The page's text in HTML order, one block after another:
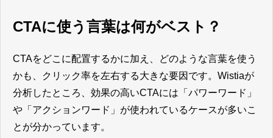
CTAに使う言葉は何がベスト？
CTAをどこに配置するかに加え、どのような言葉を使う
かも、クリック率を左右する大きな要因です。Wistiaが
分析したところ、効果の高いCTAには「パワーワード」
や「アクションワード」が使われているケースが多いこ
とが分かっています。